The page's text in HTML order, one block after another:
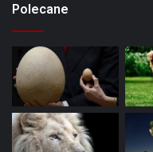
Polecane